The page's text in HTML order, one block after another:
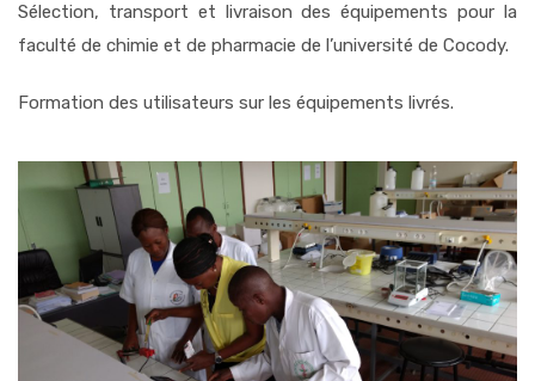
Sélection, transport et livraison des équipements pour la
faculté de chimie et de pharmacie de l’université de Cocody.
Formation des utilisateurs sur les équipements livrés.